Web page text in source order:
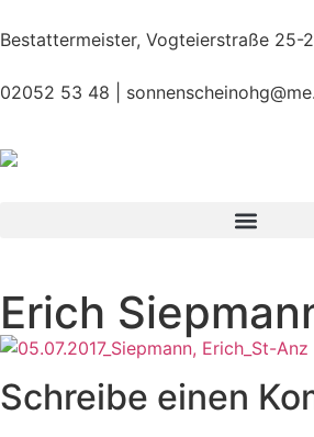
Bestattermeister, Vogteierstraße 25-
02052 53 48 |
Erich
Schreibe einen